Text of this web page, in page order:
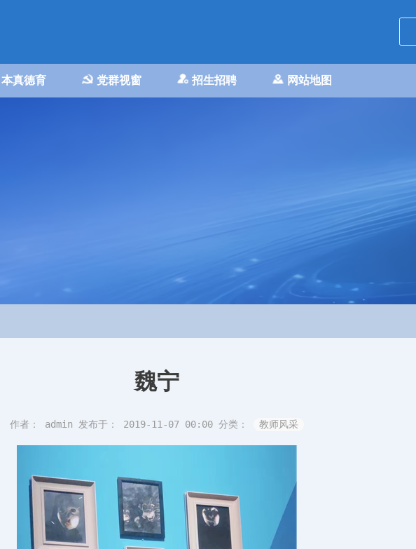
本真德育 党群视窗 招生招聘 网站地图
魏宁
作者： admin 发布于： 2019-11-07 00:00 分类： 教师风采